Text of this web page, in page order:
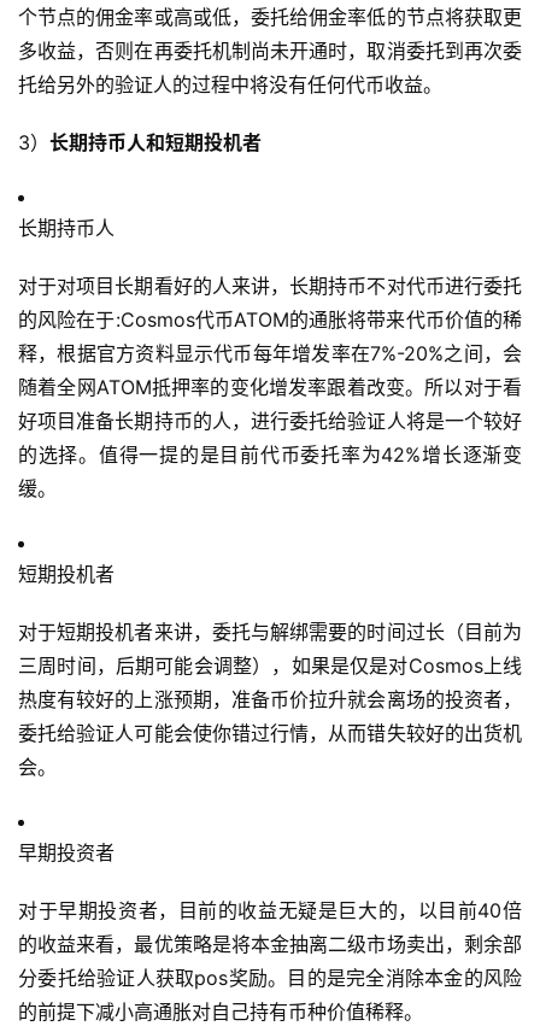
个节点的佣金率或高或低，委托给佣金率低的节点将获取更
多收益，否则在再委托机制尚未开通时，取消委托到再次委
托给另外的验证人的过程中将没有任何代币收益。
3） 长期持币人和短期投机者
长期持币人
对于对项目长期看好的人来讲，长期持币不对代币进行委托
的风险在于:Cosmos代币ATOM的通胀将带来代币价值的稀
释，根据官方资料显示代币每年增发率在7%-20%之间，会
随着全网ATOM抵押率的变化增发率跟着改变。所以对于看
好项目准备长期持币的人，进行委托给验证人将是一个较好
的选择。值得一提的是目前代币委托率为42%增长逐渐变
缓。
短期投机者
对于短期投机者来讲，委托与解绑需要的时间过长（目前为
三周时间，后期可能会调整），如果是仅是对Cosmos上线
热度有较好的上涨预期，准备币价拉升就会离场的投资者，
委托给验证人可能会使你错过行情，从而错失较好的出货机
会。
早期投资者
对于早期投资者，目前的收益无疑是巨大的，以目前40倍
的收益来看，最优策略是将本金抽离二级市场卖出，剩余部
分委托给验证人获取pos奖励。目的是完全消除本金的风险
的前提下减小高通胀对自己持有币种价值稀释。